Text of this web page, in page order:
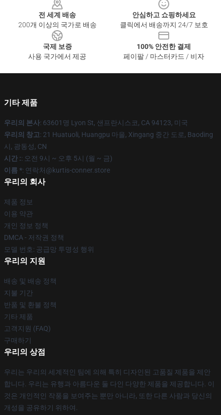
전 세계 배송
200개 이상의 국가로 배송
안심하고 쇼핑하세요
클릭에서 배송까지 24/7 보호
국제 보증
사용 국가에서 제공
100% 안전한 결제
페이팔 / 마스터카드 / 비자
기타 제품
우리의 본사: 63601명 Lyon St, 샌프란시스코, CA 94123, 미국
우리의 창고: 21 Huatuoli, Huangpu 마을, Xingang 중간 도로, Baoding
시, 광동성, CN
시간 :: 오전 9시 ~ 오후 5시 (월 ~ 금)
이름 *: 연락처@kurtis-conner.store
우리의 회사
제품 정보
이용 약관
개인 정보 정책
DMCA - 저작권 정책
모델 번호: 공급망 투명성 행위
우리의 지원
배송 및 배송 정책
지불 기간
반품 및 환불 정책
기타 제품
고객지원 (FAQ)
구매하기
우리의 상점
우리는 우리의 세계적인 팀에 의해 특히 디자인된 고품질 제품을 제안
합니다. 우리는 유행과 아름다운 둘 다인 다양한 제품을 제공합니다. 이
것은 개인적인 작풍을 보여주는 뿐만 아니라, 또한 다른 사람과 당신의
개성을 공유하기 위하여.